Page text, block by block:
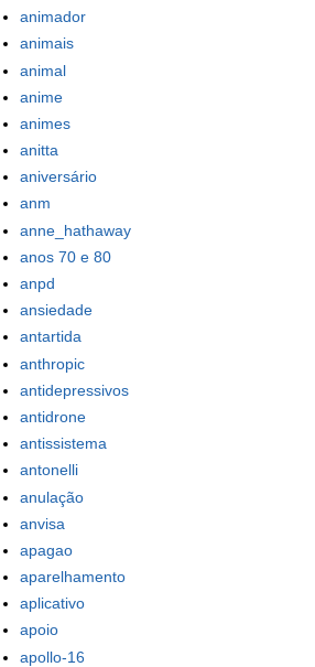
animador
animais
animal
anime
animes
anitta
aniversário
anm
anne_hathaway
anos 70 e 80
anpd
ansiedade
antartida
anthropic
antidepressivos
antidrone
antissistema
antonelli
anulação
anvisa
apagao
aparelhamento
aplicativo
apoio
apollo-16